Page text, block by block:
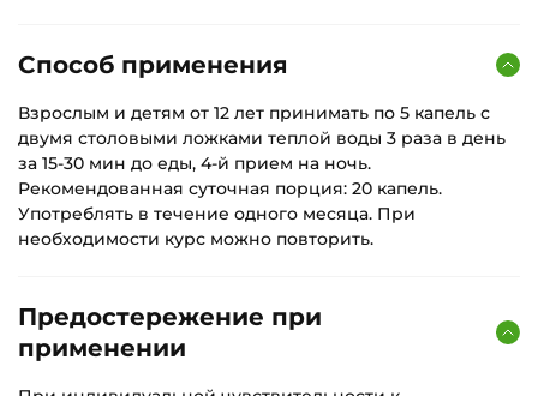
Способ применения
Взрослым и детям от 12 лет принимать по 5 капель с
двумя столовыми ложками теплой воды 3 раза в день
за 15-30 мин до еды, 4-й прием на ночь.
Рекомендованная суточная порция: 20 капель.
Употреблять в течение одного месяца. При
необходимости курс можно повторить.
Предостережение при
применении